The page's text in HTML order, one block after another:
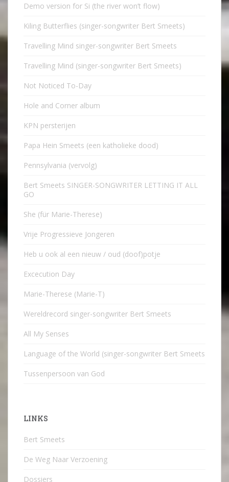
Demo version for Si (the river won’t flow)
Kiling Butterflies (singer-songwriter Bert Smeets)
Travelling Mind singer-songwriter Bert Smeets
Travelling Mind (singer-songwriter Bert Smeets)
Not Noticed To-Day
Hole and Corner album
KPN persterijen
Papa Hein Smeets (een katholieke dood)
Pennsylvania (vervolg)
Bert Smeets SINGER-SONGWRITER LETTING IT ALL
GO
She (für Marie-Therese)
Vrije Progressieve Jongeren
Heb u ook al een nieuw / oud (doof)potje
Excecution Day
Marie-Therese (Marie-T)
Wereldrecord singer-songwriter Bert Smeets
All My Senses
Language of the World (singer-songwriter Bert Smeets
Tussenpersoon van God
LINKS
Bert Smeets
De Weg Naar Verzoening
Dossiers